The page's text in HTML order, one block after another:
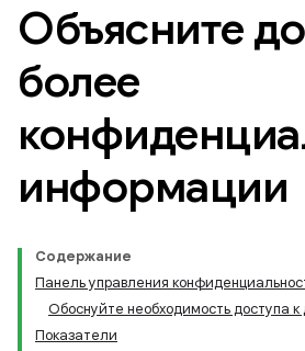
Объясните
более
информации
Содержание
Панель управления
Обоснуйте необходимость доступа
Показатели